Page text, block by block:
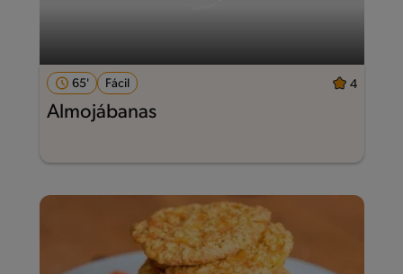
65' Fácil 4
Almojábanas